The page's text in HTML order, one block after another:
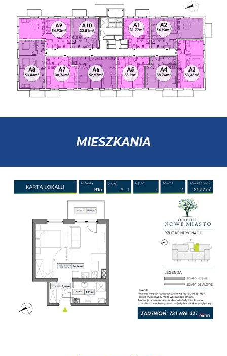
MIESZKANIA